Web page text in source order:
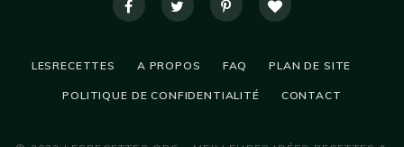
LESRECETTES A PROPOS FAQ PLAN DE SITE
POLITIQUE DE CONFIDENTIALITÉ CONTACT